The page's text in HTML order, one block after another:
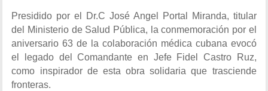
Presidido por el Dr.C José Angel Portal Miranda, titular
del Ministerio de Salud Pública, la conmemoración por el
aniversario 63 de la colaboración médica cubana evocó
el legado del Comandante en Jefe Fidel Castro Ruz,
como inspirador de esta obra solidaria que trasciende
fronteras.